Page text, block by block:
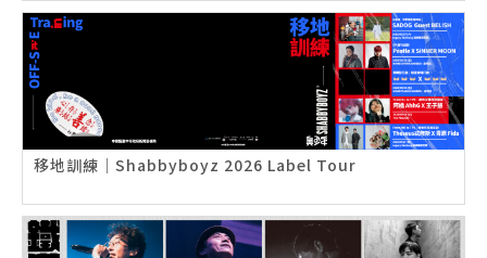
移地訓練｜Shabbyboyz 2026 Label Tour